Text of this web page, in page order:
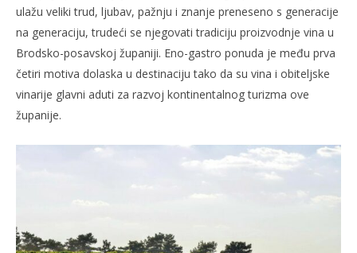
ulažu veliki trud, ljubav, pažnju i znanje preneseno s generacije
na generaciju, trudeći se njegovati tradiciju proizvodnje vina u
Brodsko-posavskoj županiji. Eno-gastro ponuda je među prva
četiri motiva dolaska u destinaciju tako da su vina i obiteljske
vinarije glavni aduti za razvoj kontinentalnog turizma ove
županije.